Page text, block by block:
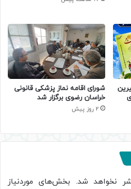
شورای اقامه نماز پزشکی قانونی
خراسان رضوی برگزار شد
2 روز پیش
نخواهد شد. بخش‌های موردنیاز